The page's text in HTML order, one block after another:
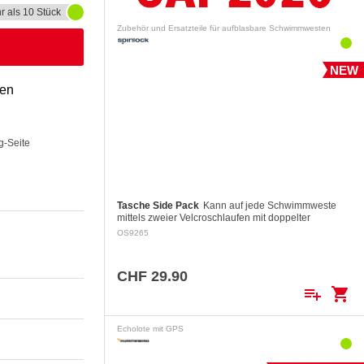
als 10 Stück
Seite
Zubehör und Ersatzteile für aufblasbare Schwimmwesten
NEW
Tasche Side Pack Kann auf jede Schwimmweste
mittels zweier Velcroschlaufen mit doppelter
Sicherheit befestigt werden.
OS9265
CHF 29.90
playlist_add shopping_cart
Echolote mit GPS